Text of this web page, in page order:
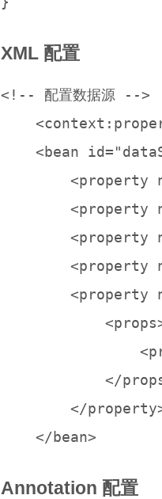
XML 配置
<!-- 配置数据源 -->
<bean
<property
<property
<property
<property
<property
</
</
Annotation 配置